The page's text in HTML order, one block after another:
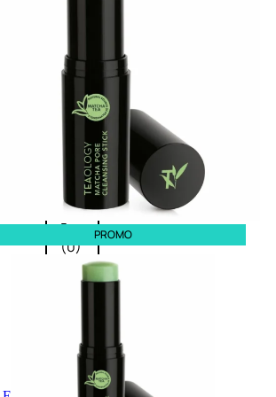
Fragranze
Nature
L’OCCITANE
EDT
VERBENA
Valutato
su
5
(0)
56,00€
AGGIUNGI
AL
CARRELLO
PROMO